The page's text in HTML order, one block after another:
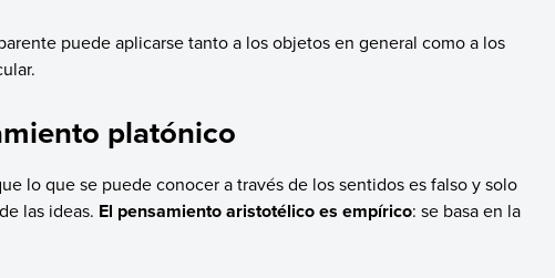
puede aplicarse tanto a los objetos en general como a los
platónico
lo que se puede conocer a través de los sentidos es falso y solo
las ideas. El pensamiento aristotélico es empírico: se basa en la